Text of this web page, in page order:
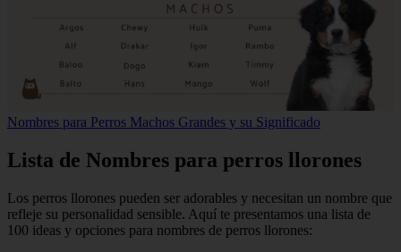
Nombres para Perros Machos Grandes y su Significado
Lista de Nombres para perros llorones
Los perros llorones pueden ser adorables y necesitan un nombre que
refleje su personalidad sensible. Aquí te presentamos una lista de
100 ideas y opciones para nombres de perros llorones: